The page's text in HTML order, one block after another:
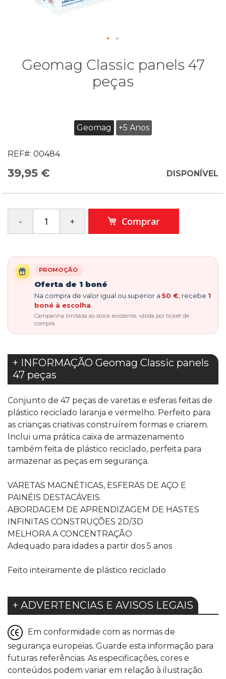
Geomag Classic panels 47
peças
Geomag +5 Anos
REF#: 00484
39,95 € DISPONÍVEL
Comprar
PROMOÇÃO
Oferta de 1 boné
Na compra de valor igual ou superior a 50 € , recebe 1
boné à escolha
Campanha limitada ao stock existente, válida por ticket de
compra.
+ INFORMAÇÃO Geomag Classic panels
47 peças
Conjunto de 47 peças de varetas e esferas feitas de
plástico reciclado laranja e vermelho. Perfeito para
as crianças criativas construírem formas e criarem.
Inclui uma prática caixa de armazenamento
também feita de plástico reciclado, perfeita para
armazenar as peças em segurança.
VARETAS MAGNÉTICAS, ESFERAS DE AÇO E
PAINÉIS DESTACÁVEIS
ABORDAGEM DE APRENDIZAGEM DE HASTES
INFINITAS CONSTRUÇÕES 2D/3D
MELHORA A CONCENTRAÇÃO
Adequado para idades a partir dos 5 anos
Feito inteiramente de plástico reciclado
+ ADVERTENCIAS E AVISOS LEGAIS
Em conformidade com as normas de
segurança europeias. Guarde esta informação para
futuras referências. As especificações, cores e
conteúdos podem variar em relação à ilustração.